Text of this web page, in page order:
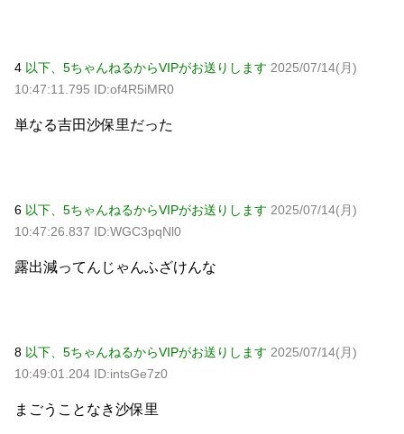
4 以下、5ちゃんねるからVIPがお送りします 2025/07/14(月)
10:47:11.795 ID:of4R5iMR0
単なる吉田沙保里だった
6 以下、5ちゃんねるからVIPがお送りします 2025/07/14(月)
10:47:26.837 ID:WGC3pqNl0
露出減ってんじゃんふざけんな
8 以下、5ちゃんねるからVIPがお送りします 2025/07/14(月)
10:49:01.204 ID:intsGe7z0
まごうことなき沙保里